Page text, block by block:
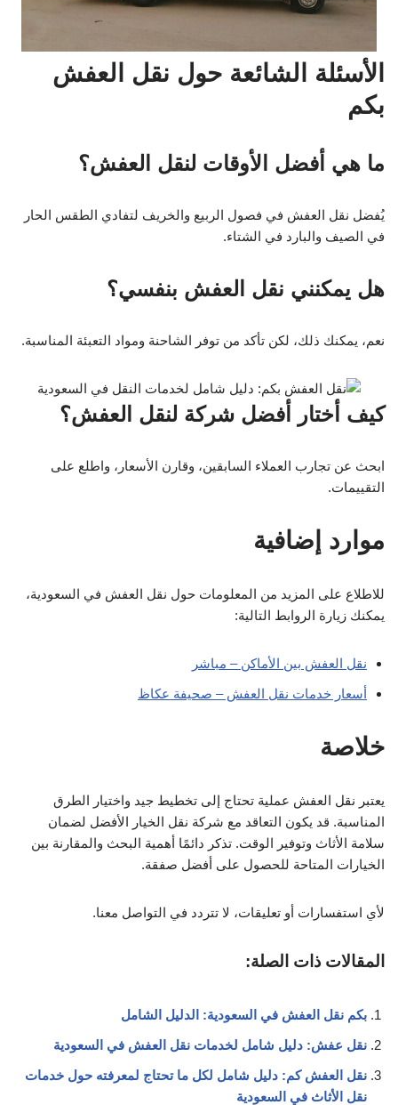
الأسئلة الشائعة حول نقل العفش
بكم
ما هي أفضل الأوقات لنقل العفش؟
يُفضل نقل العفش في فصول الربيع والخريف لتفادي الطقس الحار
في الصيف والبارد في الشتاء.
هل يمكنني نقل العفش بنفسي؟
نعم، يمكنك ذلك، لكن تأكد من توفر الشاحنة ومواد التعبئة المناسبة.
كيف أختار أفضل شركة لنقل العفش؟
ابحث عن تجارب العملاء السابقين، وقارن الأسعار، واطلع على
التقييمات.
موارد إضافية
للاطلاع على المزيد من المعلومات حول نقل العفش في السعودية،
يمكنك زيارة الروابط التالية:
نقل العفش بين الأماكن – مباشر
أسعار خدمات نقل العفش – صحيفة عكاظ
خلاصة
يعتبر نقل العفش عملية تحتاج إلى تخطيط جيد واختيار الطرق
المناسبة. قد يكون التعاقد مع شركة نقل الخيار الأفضل لضمان
سلامة الأثاث وتوفير الوقت. تذكر دائمًا أهمية البحث والمقارنة بين
الخيارات المتاحة للحصول على أفضل صفقة.
لأي استفسارات أو تعليقات، لا تتردد في التواصل معنا.
المقالات ذات الصلة:
بكم نقل العفش في السعودية: الدليل الشامل
نقل عفش: دليل شامل لخدمات نقل العفش في السعودية
نقل العفش كم: دليل شامل لكل ما تحتاج لمعرفته حول خدمات
نقل الأثاث في السعودية